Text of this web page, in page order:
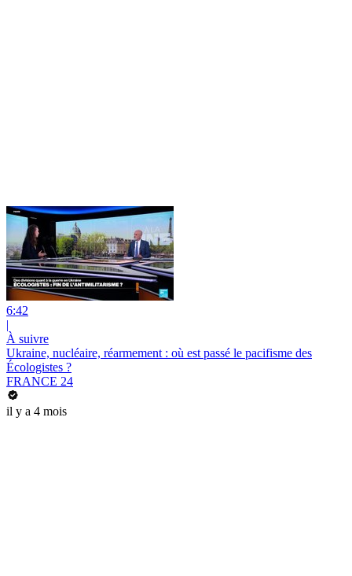
6:42
|
À suivre
Ukraine, nucléaire, réarmement : où est passé le pacifisme des
Écologistes ?
FRANCE 24
il y a 4 mois